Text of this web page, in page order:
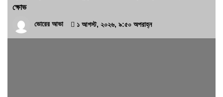
ক্ষোভ
ভোরের আভা ১ আগস্ট, ২০২৬, ৯:৫০ অপরাহ্ন